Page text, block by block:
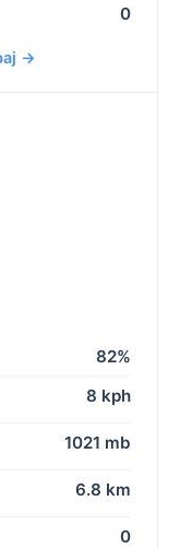
0
→
82%
8 kph
1021 mb
6.8 km
0